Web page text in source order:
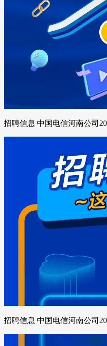
招聘信息 中国电信河南公司
招聘信息 中国电信河南公司